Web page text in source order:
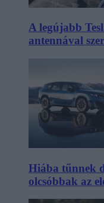
A legújabb
antennával
Hiába tűnnek
olcsóbbak az